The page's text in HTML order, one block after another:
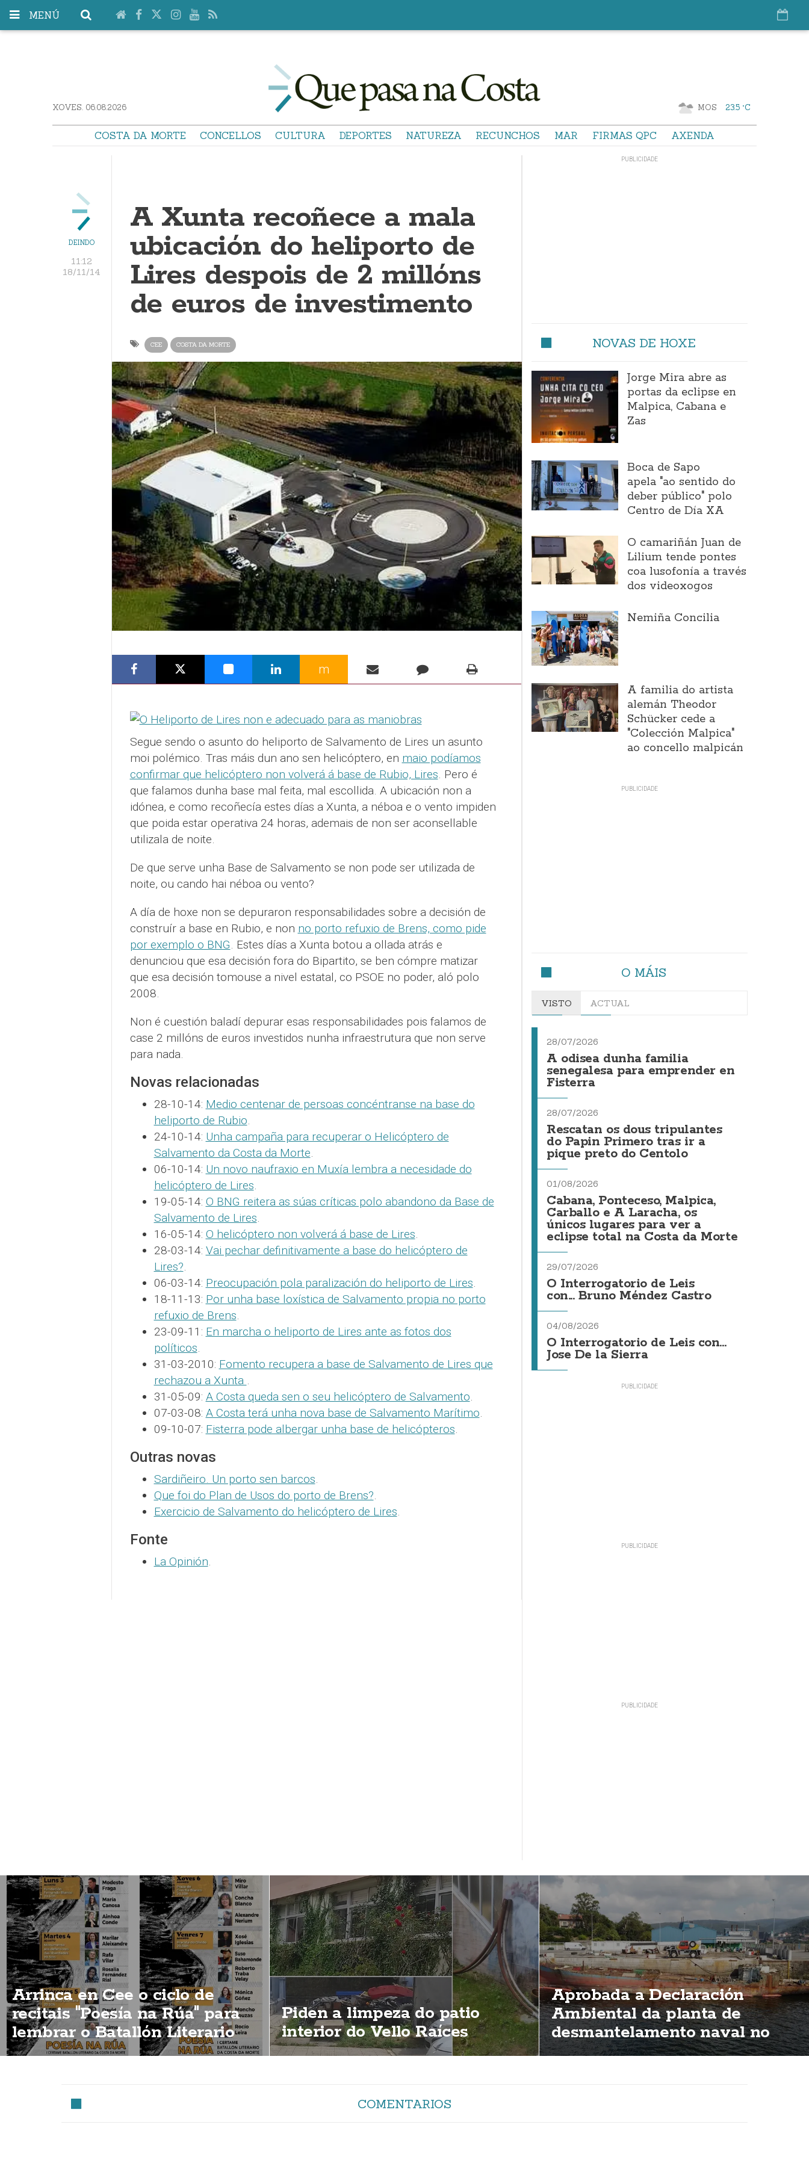
MENÚ
XOVES. 06.08.2026 MOS 23.5 °C
COSTA DA MORTE CONCELLOS CULTURA DEPORTES NATUREZA RECUNCHOS MAR FIRMAS QPC AXENDA
DEINDO
11:12
18/11/14
A Xunta recoñece a mala
ubicación do heliporto de
Lires despois de 2 millóns
de euros de investimento
CEE COSTA DA MORTE
m
Segue sendo o asunto do heliporto de Salvamento de Lires un asunto
moi polémico. Tras máis dun ano sen helicóptero, en maio podíamos
confirmar que helicóptero non volverá á base de Rubio, Lires. Pero é
que falamos dunha base mal feita, mal escollida. A ubicación non a
idónea, e como recoñecía estes días a Xunta, a néboa e o vento impiden
que poida estar operativa 24 horas, ademais de non ser aconsellable
utilizala de noite.
De que serve unha Base de Salvamento se non pode ser utilizada de
noite, ou cando hai néboa ou vento?
A día de hoxe non se depuraron responsabilidades sobre a decisión de
construír a base en Rubio, e non no porto refuxio de Brens, como pide
por exemplo o BNG. Estes días a Xunta botou a ollada atrás e
denunciou que esa decisión fora do Bipartito, se ben cómpre matizar
que esa decisión tomouse a nivel estatal, co PSOE no poder, aló polo
2008.
Non é cuestión baladí depurar esas responsabilidades pois falamos de
case 2 millóns de euros investidos nunha infraestrutura que non serve
para nada.
Novas relacionadas
28-10-14: Medio centenar de persoas concéntranse na base do
heliporto de Rubio.
24-10-14: Unha campaña para recuperar o Helicóptero de
Salvamento da Costa da Morte.
06-10-14: Un novo naufraxio en Muxía lembra a necesidade do
helicóptero de Lires.
19-05-14: O BNG reitera as súas críticas polo abandono da Base de
Salvamento de Lires.
16-05-14: O helicóptero non volverá á base de Lires.
28-03-14: Vai pechar definitivamente a base do helicóptero de
Lires?.
06-03-14: Preocupación pola paralización do heliporto de Lires.
18-11-13: Por unha base loxística de Salvamento propia no porto
refuxio de Brens.
23-09-11: En marcha o heliporto de Lires ante as fotos dos
políticos.
31-03-2010: Fomento recupera a base de Salvamento de Lires que
rechazou a Xunta .
31-05-09: A Costa queda sen o seu helicóptero de Salvamento.
07-03-08: A Costa terá unha nova base de Salvamento Marítimo.
09-10-07: Fisterra pode albergar unha base de helicópteros.
Outras novas
Sardiñeiro. Un porto sen barcos.
Que foi do Plan de Usos do porto de Brens?.
Exercicio de Salvamento do helicóptero de Lires.
Fonte
La Opinión.
NOVAS DE HOXE
Jorge Mira abre as
portas da eclipse en
Malpica, Cabana e
Zas
Boca de Sapo
apela "ao sentido do
deber público" polo
Centro de Día XA
O camariñán Juan de
Lilium tende pontes
coa lusofonía a través
dos videoxogos
Nemiña Concilia
A familia do artista
alemán Theodor
Schücker cede a
"Colección Malpica"
ao concello malpicán
O MÁIS
VISTO ACTUAL
28/07/2026
A odisea dunha familia
senegalesa para emprender en
Fisterra
28/07/2026
Rescatan os dous tripulantes
do Papin Primero tras ir a
pique preto do Centolo
01/08/2026
Cabana, Ponteceso, Malpica,
Carballo e A Laracha, os
únicos lugares para ver a
eclipse total na Costa da Morte
29/07/2026
O Interrogatorio de Leis
con... Bruno Méndez Castro
04/08/2026
O Interrogatorio de Leis con...
Jose De la Sierra
Arrinca en Cee o ciclo de
recitais "Poesía na Rúa" para
lembrar o Batallón Literario
Piden a limpeza do patio
interior do Vello Raíces
Aprobada a Declaración
Ambiental da planta de
desmantelamento naval no
porto de Brens
COMENTARIOS